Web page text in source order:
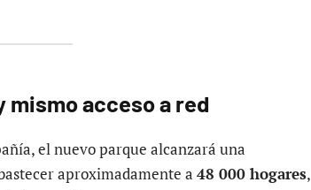
mismo acceso a red
el nuevo parque alcanzará una
aproximadamente a 48 000 hogares,